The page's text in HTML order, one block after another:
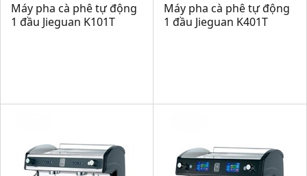
Máy pha cà phê tự động
1 đầu Jieguan K101T
Máy pha cà phê tự động
1 đầu Jieguan K401T